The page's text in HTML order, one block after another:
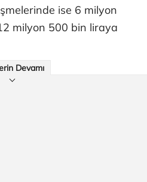
ise 6 milyon
milyon 500 bin liraya
Devamı